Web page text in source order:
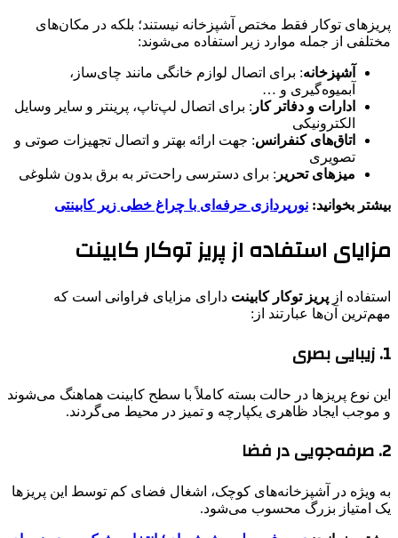
پریزهای توکار فقط مختص آشپزخانه نیستند؛ بلکه در مکان‌های
مختلفی از جمله موارد زیر استفاده می‌شوند:
آشپزخانه: برای اتصال لوازم خانگی مانند چای‌ساز،
آبمیوه‌گیری و …
ادارات و دفاتر کار : برای اتصال لپ‌تاپ، پرینتر و سایر وسایل
الکترونیکی
اتاق‌های کنفرانس: جهت ارائه بهتر و اتصال تجهیزات صوتی و
تصویری
میزهای تحریر : برای دسترسی راحت‌تر به برق بدون شلوغی
بیشتر بخوانید: نورپردازی حرفه‌ای با چراغ خطی زیر کابینتی
مزایای استفاده از پریز توکار کابینت
استفاده از پریز توکار کابینت دارای مزایای فراوانی است که
مهم‌ترین آن‌ها عبارتند از:
1. زیبایی بصری
این نوع پریزها در حالت بسته کاملاً با سطح کابینت هماهنگ می‌شوند
و موجب ایجاد ظاهری یکپارچه و تمیز در محیط می‌گردند.
2. صرفه‌جویی در فضا
به ویژه در آشپزخانه‌های کوچک، اشغال فضای کم توسط این پریزها
یک امتیاز بزرگ محسوب می‌شود.